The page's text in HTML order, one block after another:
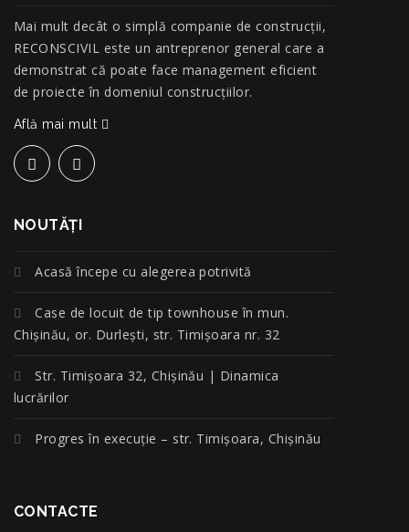
Mai mult decât o simplă companie de construcţii,
RECONSCIVIL este un antreprenor general care a
demonstrat că poate face management eficient
de proiecte în domeniul construcțiilor.
Află mai mult
NOUTĂŢI
Acasă începe cu alegerea potrivită
Case de locuit de tip townhouse în mun.
Chișinău, or. Durlești, str. Timișoara nr. 32
Str. Timișoara 32, Chișinău | Dinamica
lucrărilor
Progres în execuție – str. Timișoara, Chișinău
CONTACTE